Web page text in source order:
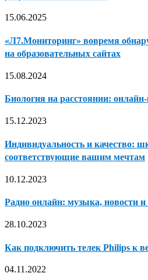
15.06.2025
«Л7.Мониторинг» вовремя
на образовательных сайтах
15.08.2024
Биология на расстоянии:
15.12.2023
Индивидуальность и качество:
соответствующие вашим мечтам
10.12.2023
Радио онлайн: музыка, новости
28.10.2023
Как подключить телек Philips к
04.11.2022